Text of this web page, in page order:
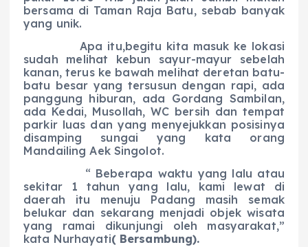
bersama di Taman Raja Batu, sebab banyak
yang unik.
Apa itu,begitu kita masuk ke lokasi
sudah melihat kebun sayur-mayur sebelah
kanan, terus ke bawah melihat deretan batu-
batu besar yang tersusun dengan rapi, ada
panggung hiburan, ada Gordang Sambilan,
ada Kedai, Musollah, WC bersih dan tempat
parkir luas dan yang menyejukkan posisinya
disamping sungai yang kata orang
Mandailing Aek Singolot.
“ Beberapa waktu yang lalu atau
sekitar 1 tahun yang lalu, kami lewat di
daerah itu menuju Padang masih semak
belukar dan sekarang menjadi objek wisata
yang ramai dikunjungi oleh masyarakat,”
kata Nurhayati( Bersambung).